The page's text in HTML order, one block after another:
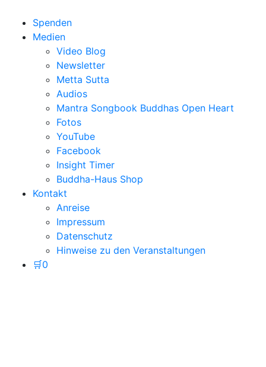
Spenden
Medien
Video Blog
Newsletter
Metta Sutta
Audios
Mantra Songbook Buddhas Open Heart
Fotos
YouTube
Facebook
Insight Timer
Buddha-Haus Shop
Kontakt
Anreise
Impressum
Datenschutz
Hinweise zu den Veranstaltungen
🛒0